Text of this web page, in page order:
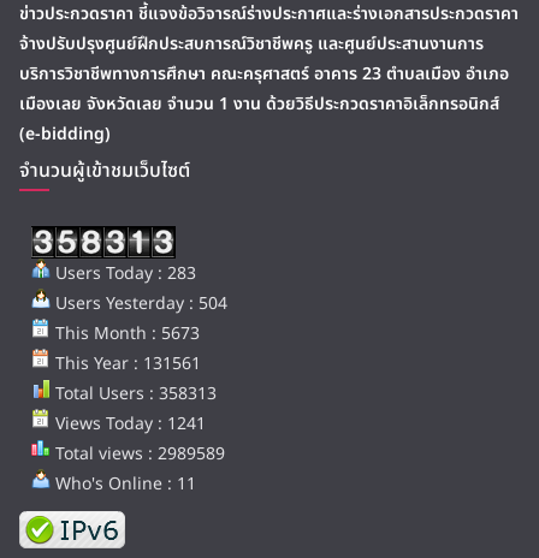
ข่าวประกวดราคา ชี้แจงข้อวิจารณ์ร่างประกาศและร่างเอกสารประกวดราคา
จ้างปรับปรุงศูนย์ฝึกประสบการณ์วิชาชีพครู และศูนย์ประสานงานการ
บริการวิชาชีพทางการศึกษา คณะครุศาสตร์ อาคาร 23 ตำบลเมือง อำเภอ
เมืองเลย จังหวัดเลย จำนวน 1 งาน ด้วยวิธีประกวดราคาอิเล็กทรอนิกส์
(e-bidding)
จำนวนผู้เข้าชมเว็บไซต์
Users Today : 283
Users Yesterday : 504
This Month : 5673
This Year : 131561
Total Users : 358313
Views Today : 1241
Total views : 2989589
Who's Online : 11